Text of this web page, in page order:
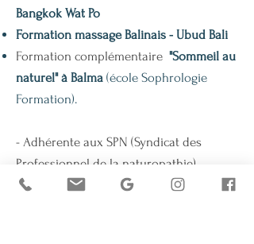
Bangkok Wat Po
Formation massage Balinais - Ubud Bali
Formation complémentaire "Sommeil au
naturel" à Balma (école Sophrologie
Formation).
- Adhérente aux SPN (Syndicat des
Professionnel de la naturopathie)